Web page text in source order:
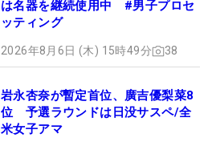
は名器を継続使用中 #男子プロセ
ッティング
2026年8月6日 (木) 15時49分 38
岩永杏奈が暫定首位、廣吉優梨菜8
位 予選ラウンドは日没サスペ/全
米女子アマ